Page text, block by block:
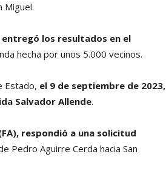
Miguel.
entregó los resultados en el
hecha por unos 5.000 vecinos.
Estado, el 9 de septiembre de 2023,
Salvador Allende.
respondió a una solicitud
Pedro Aguirre Cerda hacia San